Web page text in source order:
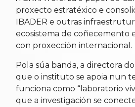
proxecto estratéxico e
IBADER e outras
ecosistema de coñecemento
con proxección internacional.
Pola súa banda, a directora
que o instituto se apoia nun
funciona como “laboratorio
que a investigación se